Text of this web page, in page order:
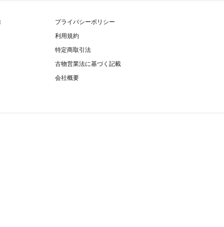
プライバシーポリシー
利用規約
特定商取引法
古物営業法に基づく記載
会社概要